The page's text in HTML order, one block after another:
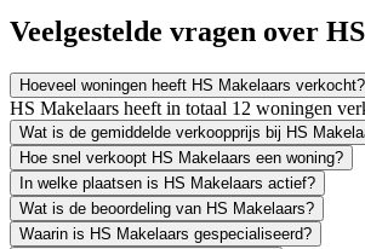
Veelgestelde vragen over
Hoeveel woningen heeft HS Makelaars verkocht?
HS Makelaars heeft in totaal 12 woningen
Wat is de gemiddelde verkoopprijs bij HS
Hoe snel verkoopt HS Makelaars een woning?
In welke plaatsen is HS Makelaars actief?
Wat is de beoordeling van HS Makelaars?
Waarin is HS Makelaars gespecialiseerd?